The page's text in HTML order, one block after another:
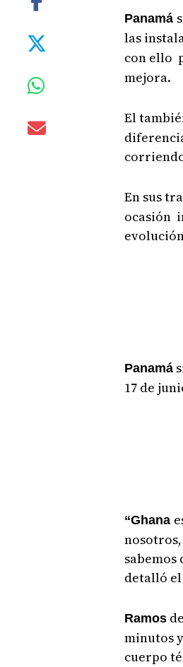
Panamá
las
con ello
mejora.
El
En sus
ocasión
Panamá
17 de
“Ghana
detalló el
Ramos
minutos
cuerpo